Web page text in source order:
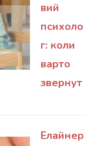
вий
психоло
г: коли
варто
звернут
Елайнер